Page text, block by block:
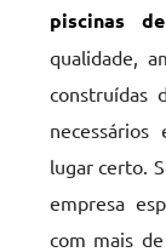
piscinas
qualidade,
construídas
lugar certo.
empresa
com mais